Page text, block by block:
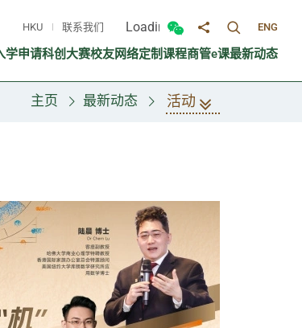
HKU 联系我们 Loading...
切换微信面板
分享至切换搜寻面
ENG
学申请科创大赛校友网络定制课程商管e课最新动态
主页 最新动态 活动